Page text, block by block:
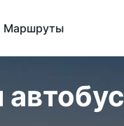
Маршруты